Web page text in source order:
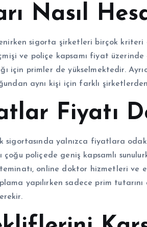
Nasıl
sigorta şirketleri birçok kriteri
ve poliçe kapsamı fiyat
için primler de yükselmektedir.
aynı kişi için farklı
Fiyatı
sigortasında yalnızca fiyatlara
poliçede geniş kapsamlı
online doktor hizmetleri ve
yapılırken sadece prim